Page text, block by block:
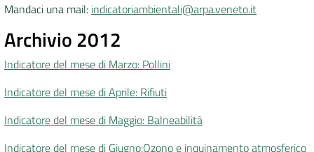
Mandaci una mail: indicatoriambientali@arpa.veneto.it
Archivio 2012
Indicatore del mese di Marzo: Pollini
Indicatore del mese di Aprile: Rifiuti
Indicatore del mese di Maggio: Balneabilità
Indicatore del mese di Giugno:Ozono e inquinamento atmosferico